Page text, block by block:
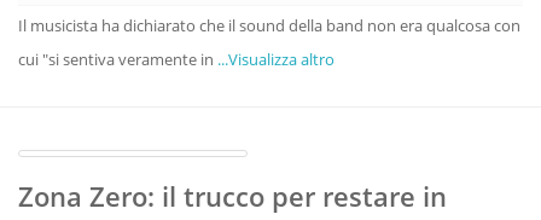
Il musicista ha dichiarato che il sound della band non era qualcosa con
cui "si sentiva veramente in ...Visualizza altro
Zona Zero: il trucco per restare in